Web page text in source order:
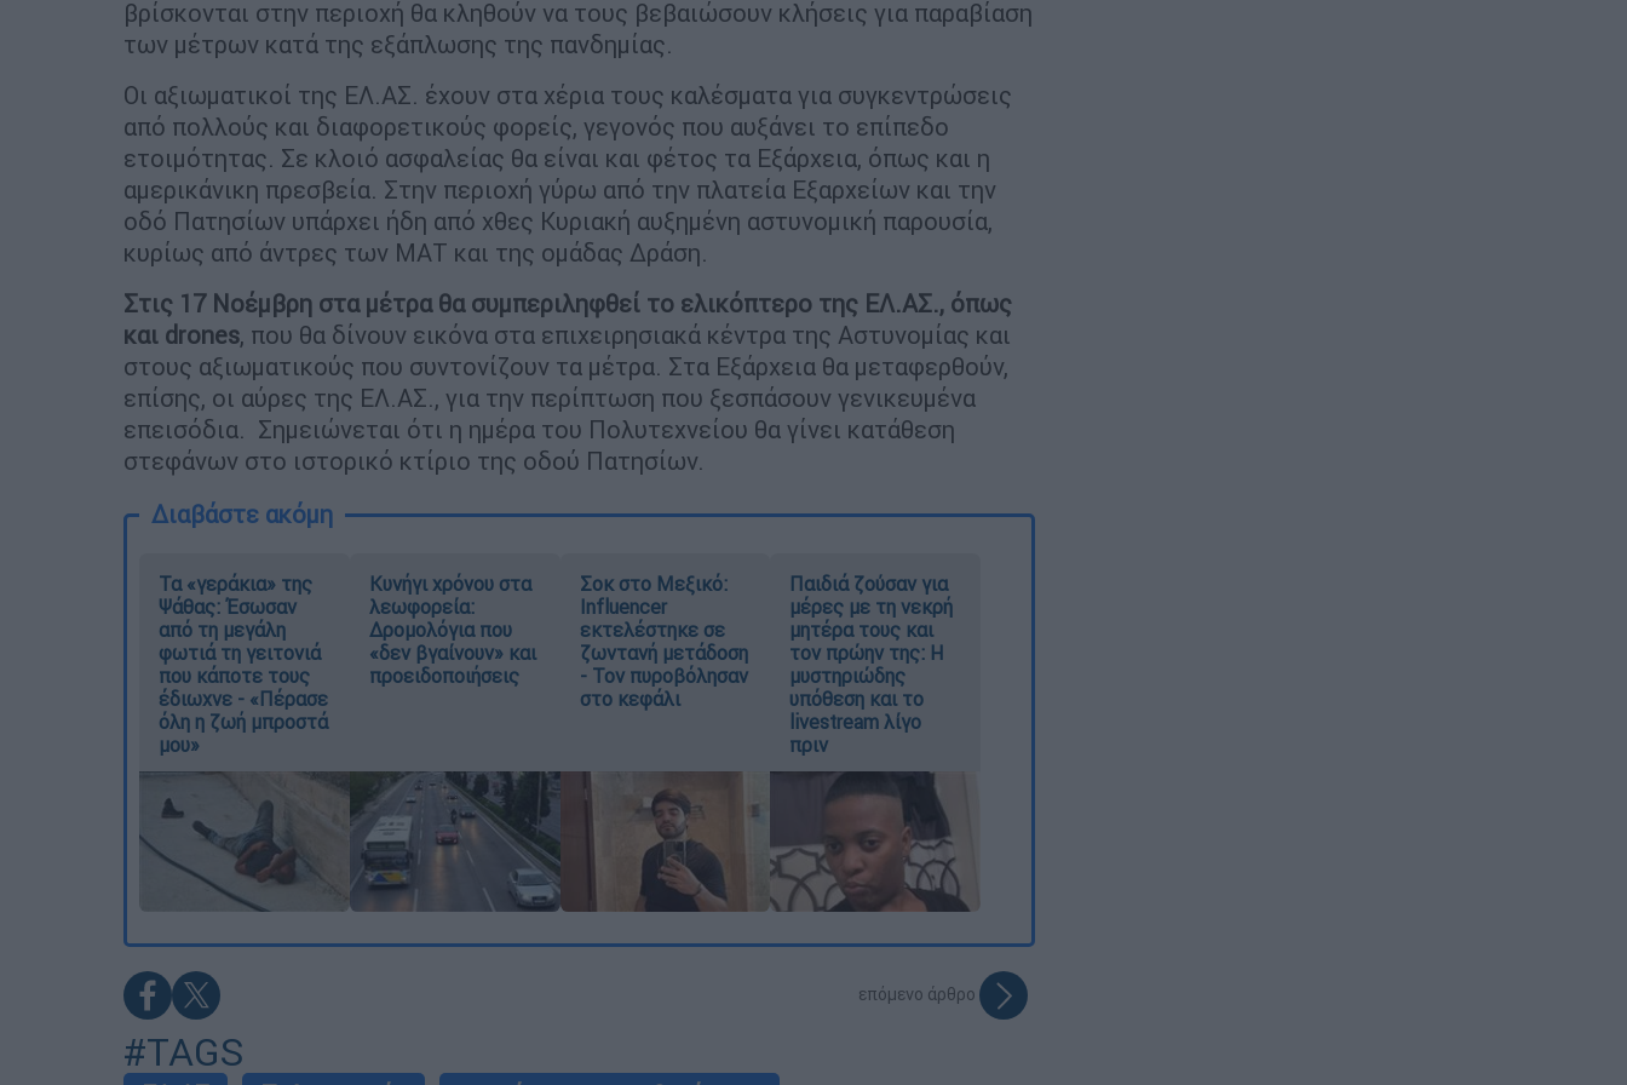
βρίσκονται στην περιοχή θα κληθούν να τους βεβαιώσουν κλήσεις για παραβίαση
των μέτρων κατά της εξάπλωσης της πανδημίας.
Οι αξιωματικοί της ΕΛ.ΑΣ. έχουν στα χέρια τους καλέσματα για συγκεντρώσεις
από πολλούς και διαφορετικούς φορείς, γεγονός που αυξάνει το επίπεδο
ετοιμότητας. Σε κλοιό ασφαλείας θα είναι και φέτος τα Εξάρχεια, όπως και η
αμερικάνικη πρεσβεία. Στην περιοχή γύρω από την πλατεία Εξαρχείων και την
οδό Πατησίων υπάρχει ήδη από χθες Κυριακή αυξημένη αστυνομική παρουσία,
κυρίως από άντρες των ΜΑΤ και της ομάδας Δράση.
Στις 17 Νοέμβρη στα μέτρα θα συμπεριληφθεί το ελικόπτερο της ΕΛ.ΑΣ., όπως
και drones, που θα δίνουν εικόνα στα επιχειρησιακά κέντρα της Αστυνομίας και
στους αξιωματικούς που συντονίζουν τα μέτρα. Στα Εξάρχεια θα μεταφερθούν,
επίσης, οι αύρες της ΕΛ.ΑΣ., για την περίπτωση που ξεσπάσουν γενικευμένα
επεισόδια. Σημειώνεται ότι η ημέρα του Πολυτεχνείου θα γίνει κατάθεση
στεφάνων στο ιστορικό κτίριο της οδού Πατησίων.
Διαβάστε ακόμη
Τα «γεράκια» της
Ψάθας: Έσωσαν
από τη μεγάλη
φωτιά τη γειτονιά
που κάποτε τους
έδιωχνε - «Πέρασε
όλη η ζωή μπροστά
μου»
Κυνήγι χρόνου στα
λεωφορεία:
Δρομολόγια που
«δεν βγαίνουν» και
προειδοποιήσεις
Σοκ στο Μεξικό:
Influencer
εκτελέστηκε σε
ζωντανή μετάδοση
- Τον πυροβόλησαν
στο κεφάλι
Παιδιά ζούσαν για
μέρες με τη νεκρή
μητέρα τους και
τον πρώην της: Η
μυστηριώδης
υπόθεση και το
livestream λίγο
πριν
επόμενο άρθρο
#TAGS